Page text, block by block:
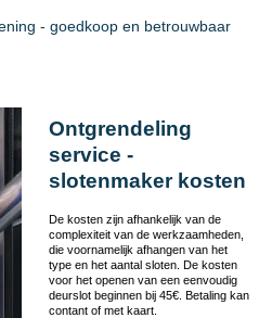
- goedkoop en betrouwbaar
Ontgrendeling
service -
slotenmaker kosten
De kosten zijn afhankelijk van de
complexiteit van de werkzaamheden,
die voornamelijk afhangen van het
type en het aantal sloten. De kosten
voor het openen van een eenvoudig
deurslot beginnen bij 45€. Betaling kan
contant of met kaart.